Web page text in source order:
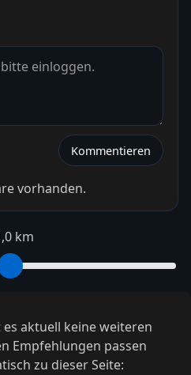
Kommentieren
vorhanden.
km
aktuell keine weiteren
Empfehlungen passen
zu dieser Seite: